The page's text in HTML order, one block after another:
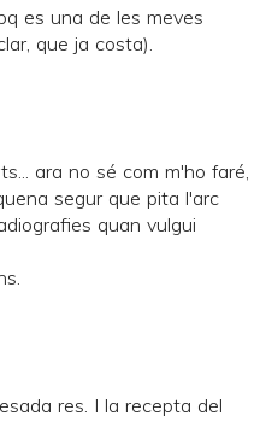
es una de les meves
que ja costa).
ara no sé com m'ho faré,
segur que pita l'arc
quan vulgui
res. I la recepta del